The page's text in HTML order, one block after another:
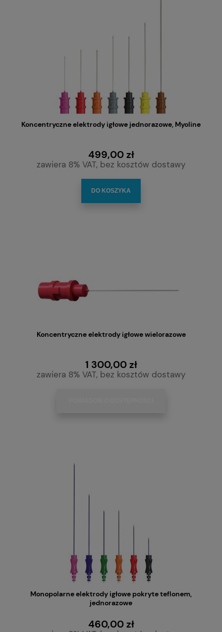
Koncentryczne elektrody igłowe jednorazowe, Myoline
499,00 zł
zawiera 8% VAT, bez kosztów dostawy
DO KOSZYKA
Koncentryczne elektrody igłowe wielorazowe
1 300,00 zł
zawiera 8% VAT, bez kosztów dostawy
Monopolarne elektrody igłowe pokryte teflonem,
jednorazowe
460,00 zł